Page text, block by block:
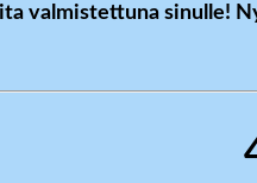
valmistettuna sinulle!